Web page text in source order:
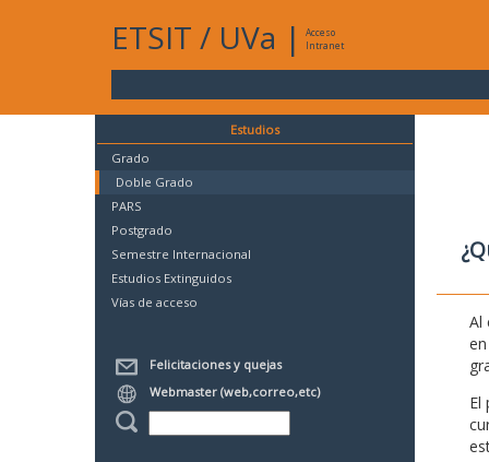
ETSIT / UVa |
Acceso
Intranet
Estudios
Grado
Doble Grado
PARS
Postgrado
Semestre Internacional
Estudios Extinguidos
Vías de acceso
Felicitaciones y quejas
Webmaster (web,correo,etc)
Al
El